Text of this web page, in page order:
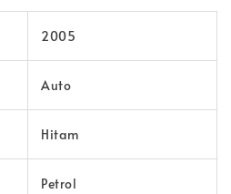
2005
Auto
Hitam
Petrol